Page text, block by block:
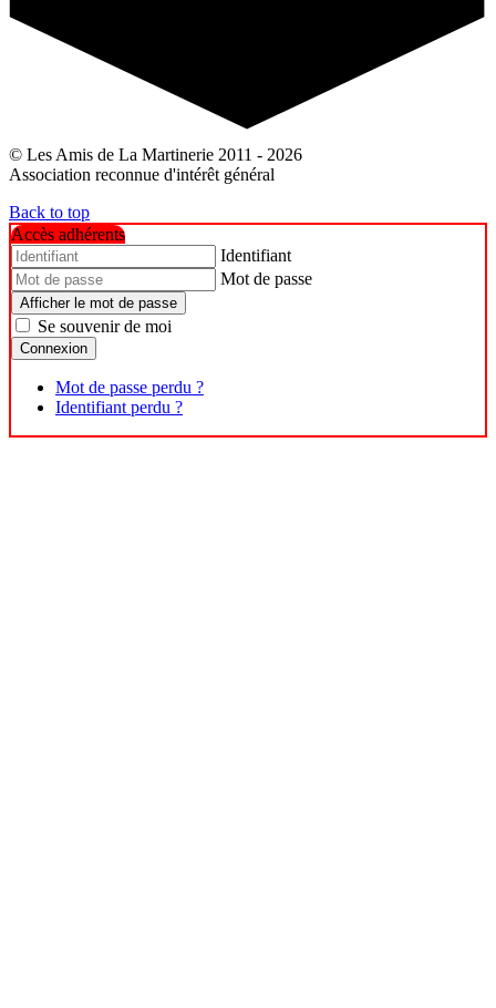
© Les Amis de La Martinerie 2011 - 2026
Association reconnue d'intérêt général
Back to top
Accès adhérents
Identifiant
Mot de passe
Afficher le mot de passe
Se souvenir de moi
Connexion
Mot de passe perdu ?
Identifiant perdu ?